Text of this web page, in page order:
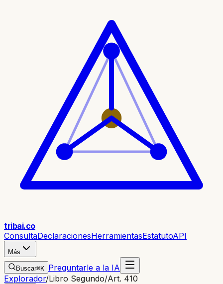
tribai.co
ConsultaDeclaracionesHerramientasEstatutoAPI
Más
Buscar⌘K Preguntarle a la IA
Explorador/Libro Segundo/Art. 410